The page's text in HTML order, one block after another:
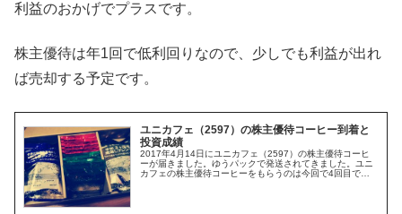
利益のおかげでプラスです。
株主優待は年1回で低利回りなので、少しでも利益が出れ
ば売却する予定です。
ユニカフェ（2597）の株主優待コーヒー到着と
投資成績
2017年4月14日にユニカフェ（2597）の株主優待コーヒ
ーが届きました。ゆうパックで発送されてきました。ユニ
カフェの株主優待コーヒーをもらうのは今回で4回目で